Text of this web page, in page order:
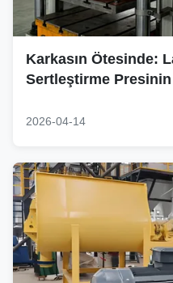
Karkasın Ötesinde:
Sertleştirme
2026-04-14